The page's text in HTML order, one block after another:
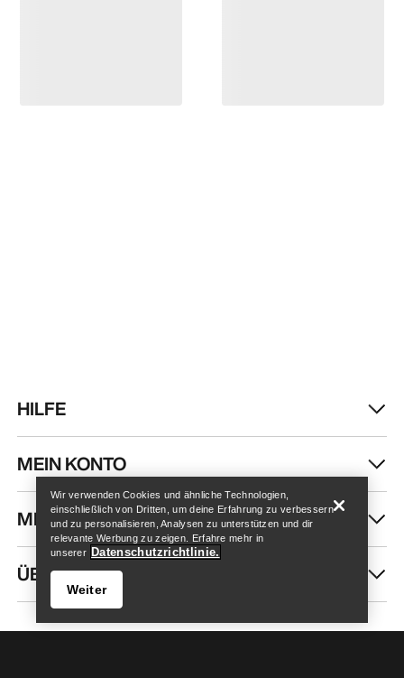
Store finden Help
HILFE
MEIN KONTO
MEHR SHOPPEN
ÜBER UNS
Wir verwenden Cookies und ähnliche Technologien,
einschließlich von Dritten, um deine Erfahrung zu verbessern
und zu personalisieren, Analysen zu unterstützen und dir
relevante Werbung zu zeigen. Erfahre mehr in
unserer Datenschutzrichtlinie.
Weiter